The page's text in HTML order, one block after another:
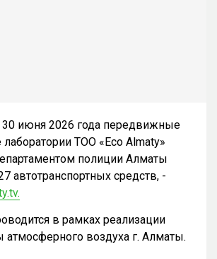
30 июня 2026 года передвижные
лаборатории ТОО «Eco Almaty»
полиции Алматы
автотранспортных средств, -
в рамках реализации
атмосферного воздуха г. Алматы.